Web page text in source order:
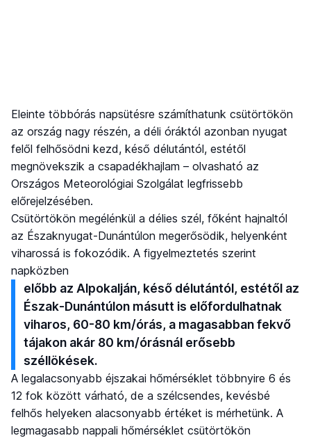
Eleinte többórás napsütésre számíthatunk csütörtökön
az ország nagy részén, a déli óráktól azonban nyugat
felől felhősödni kezd, késő délutántól, estétől
megnövekszik a csapadékhajlam – olvasható az
Országos Meteorológiai Szolgálat legfrissebb
előrejelzésében.
Csütörtökön megélénkül a délies szél, főként hajnaltól
az Északnyugat-Dunántúlon megerősödik, helyenként
viharossá is fokozódik. A figyelmeztetés szerint
napközben
előbb az Alpokalján, késő délutántól, estétől az
Észak-Dunántúlon másutt is előfordulhatnak
viharos, 60-80 km/órás, a magasabban fekvő
tájakon akár 80 km/órásnál erősebb
széllökések.
A legalacsonyabb éjszakai hőmérséklet többnyire 6 és
12 fok között várható, de a szélcsendes, kevésbé
felhős helyeken alacsonyabb értéket is mérhetünk. A
legmagasabb nappali hőmérséklet csütörtökön